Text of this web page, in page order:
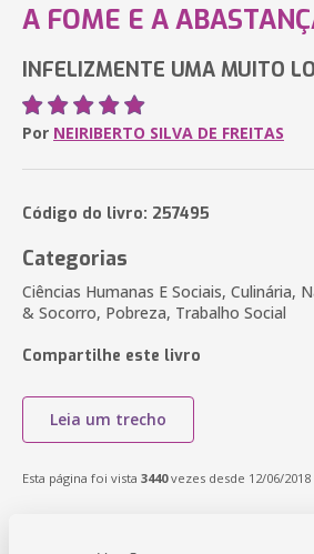
A FOME E A
INFELIZMENTE UMA MUITO
Por NEIRIBERTO SILVA DE FREITAS
Código do livro: 257495
Categorias
Ciências Humanas E Sociais, Culinária,
& Socorro, Pobreza, Trabalho Social
Compartilhe este livro
Leia um trecho
Esta página foi vista 3440vezes desde 12/06/2018